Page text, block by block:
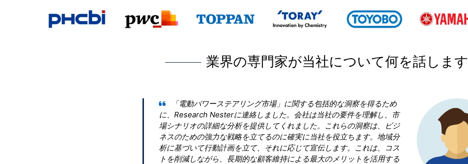
業界の専門家が当社について何を話します
「電動パワーステアリング市場」に関する包括的な洞察を得るため
に、Research Nesterに連絡しました。会社は当社の要件を理解し、市
場シナリオの詳細な分析を提供してくれました。これらの洞察は、ビジ
ネスのための強力な戦略を立てるのに確実に当社を役立ちます。地域分
析に基づいて行動計画を立て、それに応じて宣伝します。これは、コス
トを削減しながら、長期的な顧客維持による最大のメリットを活用する